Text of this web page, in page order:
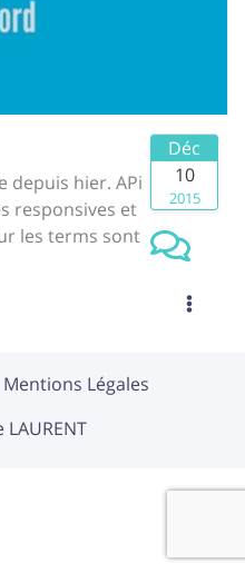
depuis hier. APi
responsives et
les terms sont
Déc
10
2015
Mentions Légales